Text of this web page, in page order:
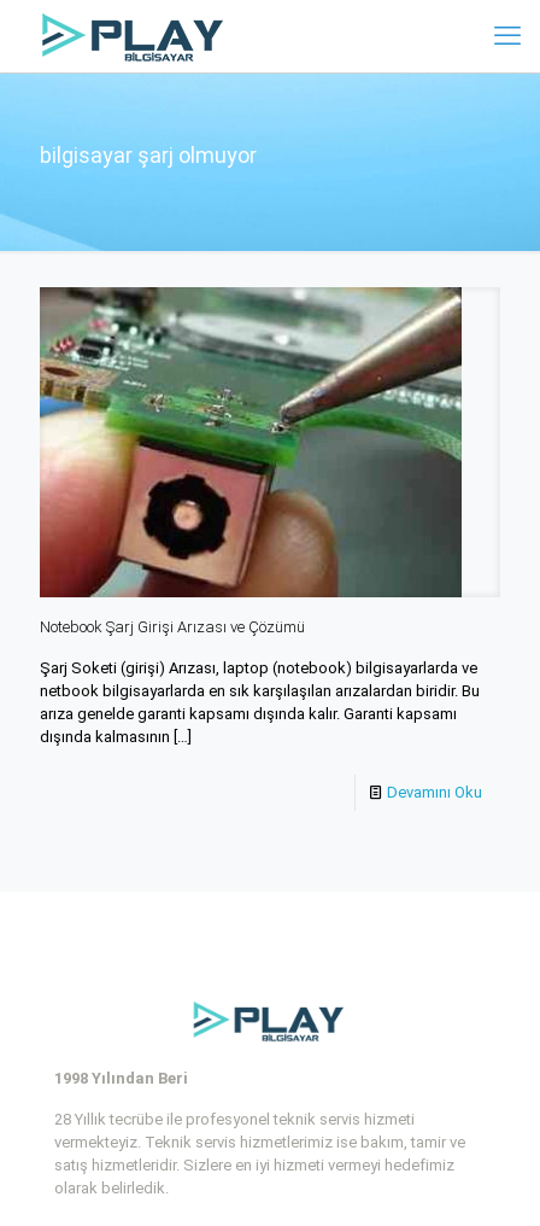
bilgisayar şarj olmuyor
Notebook Şarj Girişi Arızası ve Çözümü
Şarj Soketi (girişi) Arızası, laptop (notebook) bilgisayarlarda ve
netbook bilgisayarlarda en sık karşılaşılan arızalardan biridir. Bu
arıza genelde garanti kapsamı dışında kalır. Garanti kapsamı
dışında kalmasının
Devamını Oku
1998 Yılından Beri
28 Yıllık tecrübe ile profesyonel teknik servis hizmeti
vermekteyiz. Teknik servis hizmetlerimiz ise bakım, tamir ve
satış hizmetleridir. Sizlere en iyi hizmeti vermeyi hedefimiz
olarak belirledik.